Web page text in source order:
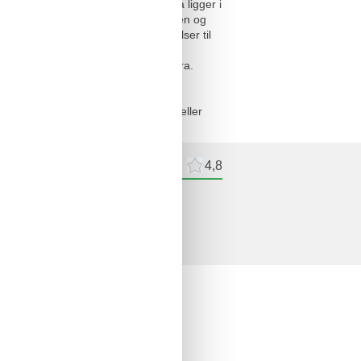
rådighed.Lejlighederne Marija ligger i
for gæster, der elsker at nyde solen og
med hyppige forbindelser til
fra ejendommen.Dubrovniks
Lufthavn ligger 40 km derfra.
studenterfest, polterabend eller
4,8